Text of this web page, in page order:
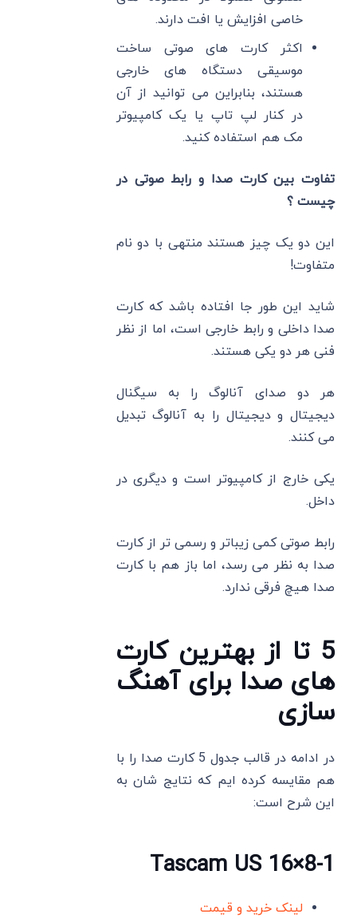
خاصی افزایش یا افت دارند.
اکثر کارت ‌های صوتی ساخت
موسیقی دستگاه‌ های خارجی
هستند، بنابراین می ‌توانید از آن
در کنار لپ تاپ یا یک کامپیوتر
مک هم استفاده کنید.
تفاوت بین کارت صدا و رابط صوتی در
چیست ؟
این دو یک چیز هستند منتهی با دو نام
متفاوت!
شاید این طور جا افتاده باشد که کارت
صدا داخلی و رابط خارجی است، اما از نظر
فنی هر دو یکی هستند.
هر دو صدای آنالوگ را به سیگنال
دیجیتال و دیجیتال را به آنالوگ تبدیل
می ‌کنند.
یکی خارج از کامپیوتر است و دیگری در
داخل.
رابط صوتی کمی زیباتر و رسمی ‌تر از کارت
صدا به نظر می‌ رسد، اما باز هم با کارت
صدا هیچ فرقی ندارد.
5 تا از بهترین کارت
های صدا برای آهنگ
سازی
در ادامه در قالب جدول 5 کارت صدا را با
هم مقایسه کرده ‌ایم که نتایج شان به
این شرح است:
1-Tascam US 16×8
لینک خرید و قیمت